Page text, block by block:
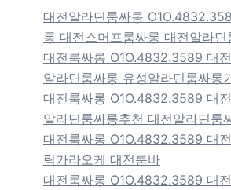
대전알라딘룸싸롱
롱 대전스머프룸싸롱 대전알라딘
대전룸싸롱 O1O.4832.3589 대
알라딘룸싸롱 유성알라딘룸싸롱
대전룸싸롱 O1O.4832.3589 대
알라딘룸싸롱추천 대전알라딘룸
대전룸싸롱 O1O.4832.3589 대
릭가라오케 대전룸바
대전룸싸롱 O1O.4832.3589 대